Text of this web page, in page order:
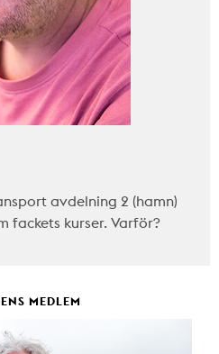
avdelning 2 (hamn)
fackets kurser. Varför?
MEDLEM